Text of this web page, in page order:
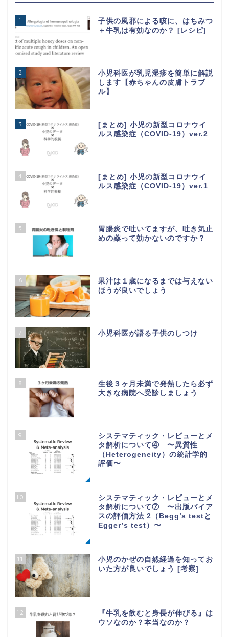
1
子供の風邪による咳に、はちみつ
＋牛乳は有効なのか？ [レシピ]
2
小児科医が乳児湿疹を簡単に解説
します【赤ちゃんの皮膚トラブ
ル】
3
[まとめ] 小児の新型コロナウイ
ルス感染症（COVID-19）ver.2
4
[まとめ] 小児の新型コロナウイ
ルス感染症（COVID-19）ver.1
5
胃腸炎で吐いてますが、吐き気止
めの薬って効かないのですか？
6
果汁は１歳になるまでは与えない
ほうが良いでしょう
7 小児科医が語る子供のしつけ
8
生後３ヶ月未満で発熱したら必ず
大きな病院へ受診しましょう
9
システマティック・レビューとメ
タ解析について④ 〜異質性
（Heterogeneity）の統計学的
評価〜
10
システマティック・レビューとメ
タ解析について⑦ 〜出版バイア
スの評価方法 2（Begg’s testと
Egger’s test）〜
11
小児のかぜの自然経過を知ってお
いた方が良いでしょう [考察]
12
『牛乳を飲むと身長が伸びる』は
ウソなのか？本当なのか？